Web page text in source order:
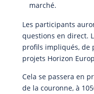
marché.
Les participants
questions en direct.
profils impliqués, de
projets Horizon
Cela se passera en
de la couronne, à